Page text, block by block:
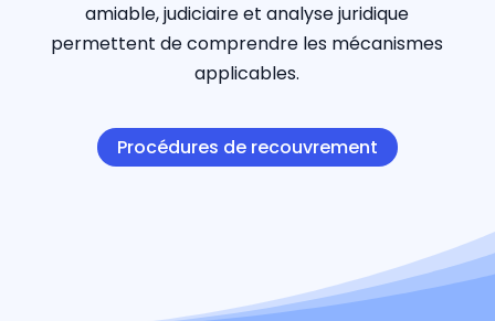
amiable, judiciaire et analyse juridique
permettent de comprendre les mécanismes
applicables.
Procédures de recouvrement